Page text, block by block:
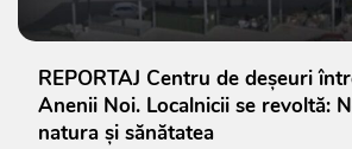
REPORTAJ Centru de deșeuri
Anenii Noi. Localnicii se revoltă:
natura și sănătatea